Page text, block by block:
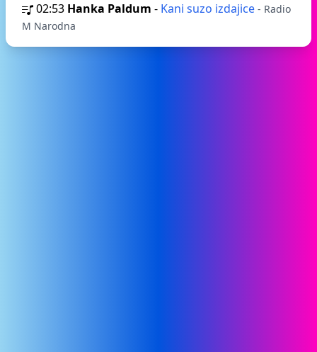
02:53 Hanka Paldum - Kani suzo izdajice - Radio
M Narodna